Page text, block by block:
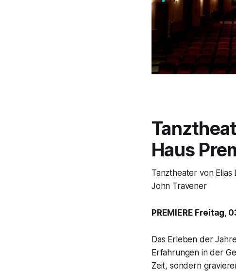
Haus
Tanztheater von
John Travener
PREMIERE Freitag,
Das Erleben der
Erfahrungen in der
Zeit, sondern